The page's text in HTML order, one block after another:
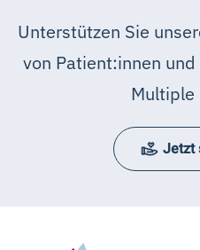
Unterstützen Sie
von Patient:innen
Multiple
Jetzt